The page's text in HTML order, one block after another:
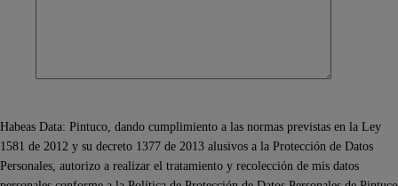
Habeas Data: Pintuco, dando cumplimiento a las normas previstas en la Ley
1581 de 2012 y su decreto 1377 de 2013 alusivos a la Protección de Datos
Personales, autorizo a realizar el tratamiento y recolección de mis datos